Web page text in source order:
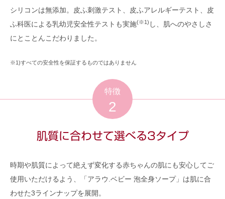
シリコンは無添加。皮ふ刺激テスト、皮ふアレルギーテスト、皮
ふ科医による乳幼児安全性テストも実施(※1) し、肌へのやさしさ
にとことんこだわりました。
※1)すべての安全性を保証するものではありません
特徴
2
肌質に合わせて選べる3タイプ
時期や肌質によって絶えず変化する赤ちゃんの肌にも安心してご
使用いただけるよう、「アラウ.ベビー 泡全身ソープ」は肌に合
わせた3ラインナップを展開。